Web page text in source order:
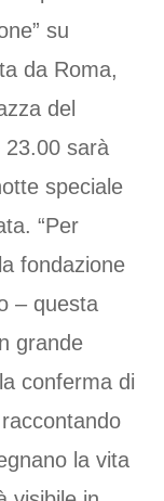
su
da Roma,
del
23.00 sarà
speciale
“Per
fondazione
– questa
grande
conferma di
la vita